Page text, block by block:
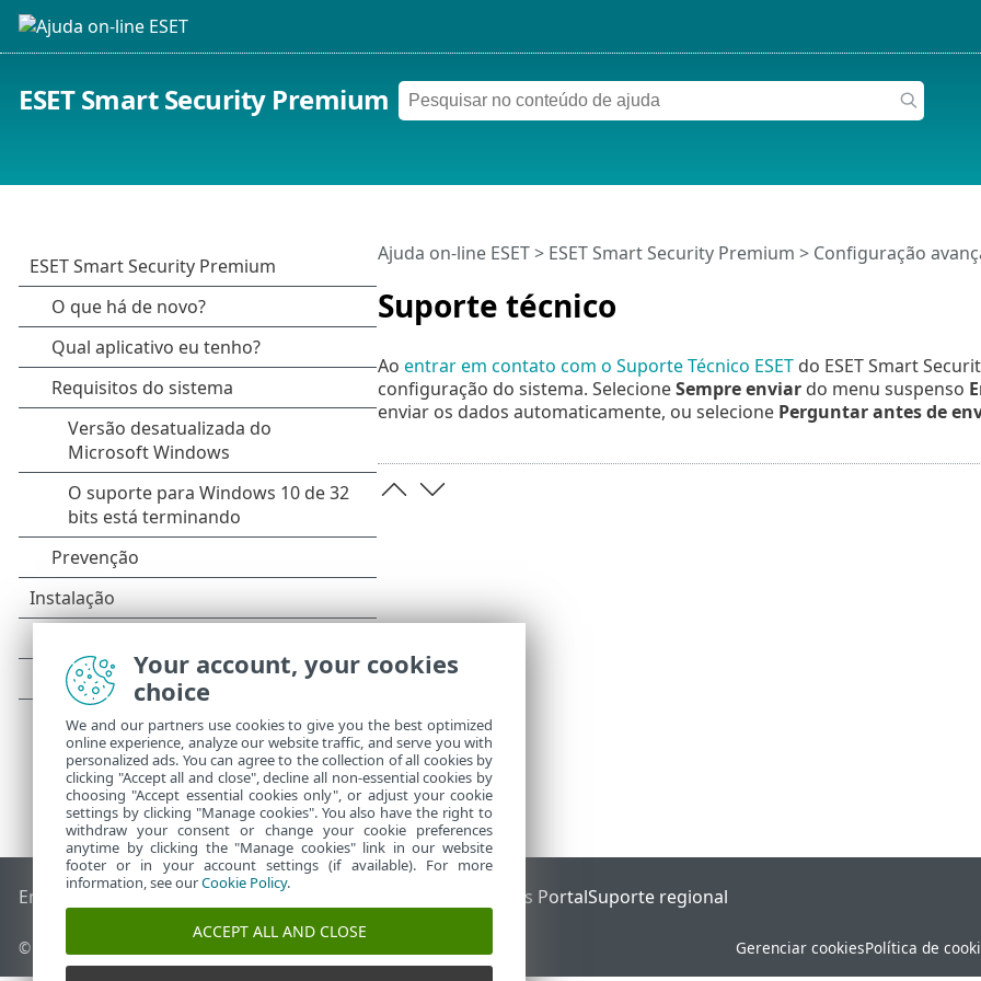
ESET Smart Security Premium
Suporte técnico
Ajuda on-line ESET> ESET Smart Security Premium > Configuração
Ao entrar em contato com o Suporte Técnico ESETdo ESET Smart
configuração do sistema. SelecioneSempre enviardo menu suspenso
enviar os dados automaticamente, ou selecione Perguntar antes de
End of Life Base de conhecimento ESET ESET Status PortalSuporte regional
© 1992 - 2026 ESET, spol. s r.o. - Todos os direitos reservados. Gerenciar cookiesPolítica de
Your account, your cookies
choice
We and our partners use cookies to give you the best optimized
online experience, analyze our website traffic, and serve you with
personalized ads. You can agree to the collection of all cookies by
clicking "Accept all and close", decline all non-essential cookies by
choosing "Accept essential cookies only", or adjust your cookie
settings by clicking "Manage cookies". You also have the right to
withdraw your consent or change your cookie preferences
anytime by clicking the "Manage cookies" link in our website
footer or in your account settings (if available). For more
information, see ourCookie Policy.
ACCEPT ALL AND CLOSE